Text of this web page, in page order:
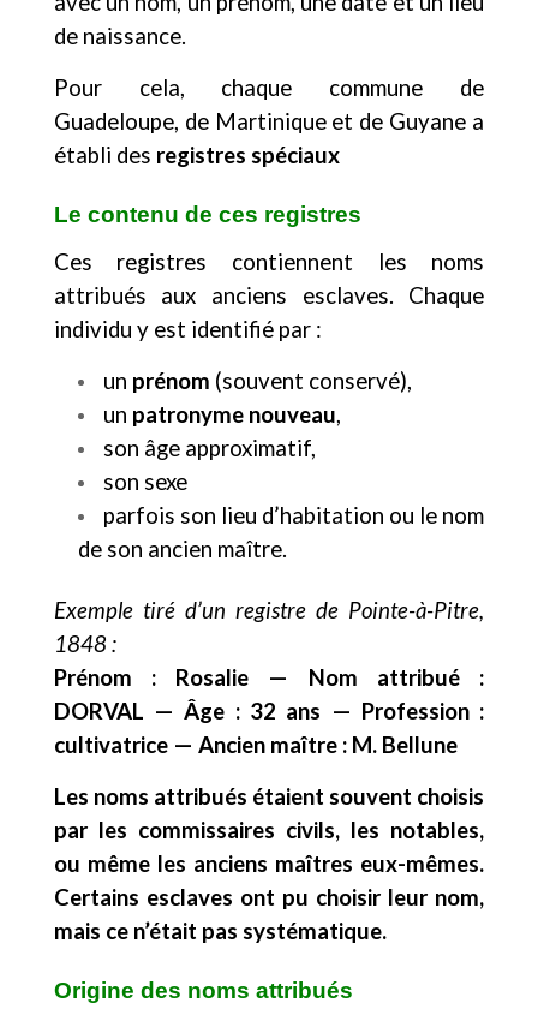
de naissance.
Pour cela, chaque commune de
Guadeloupe, de Martinique et de Guyane a
établi des registres spéciaux
Le contenu de ces registres
Ces registres contiennent les noms
attribués aux anciens esclaves. Chaque
individu y est identifié par :
un prénom (souvent conservé),
un patronyme nouveau,
son âge approximatif,
son sexe
parfois son lieu d’habitation ou le nom
de son ancien maître.
Exemple tiré d’un registre de Pointe-à-Pitre,
1848 :
Prénom : Rosalie — Nom attribué :
DORVAL — Âge : 32 ans — Profession :
cultivatrice — Ancien maître : M. Bellune
Les noms attribués étaient souvent choisis
par les commissaires civils, les notables,
ou même les anciens maîtres eux-mêmes.
Certains esclaves ont pu choisir leur nom,
mais ce n’était pas systématique.
Origine des noms attribués